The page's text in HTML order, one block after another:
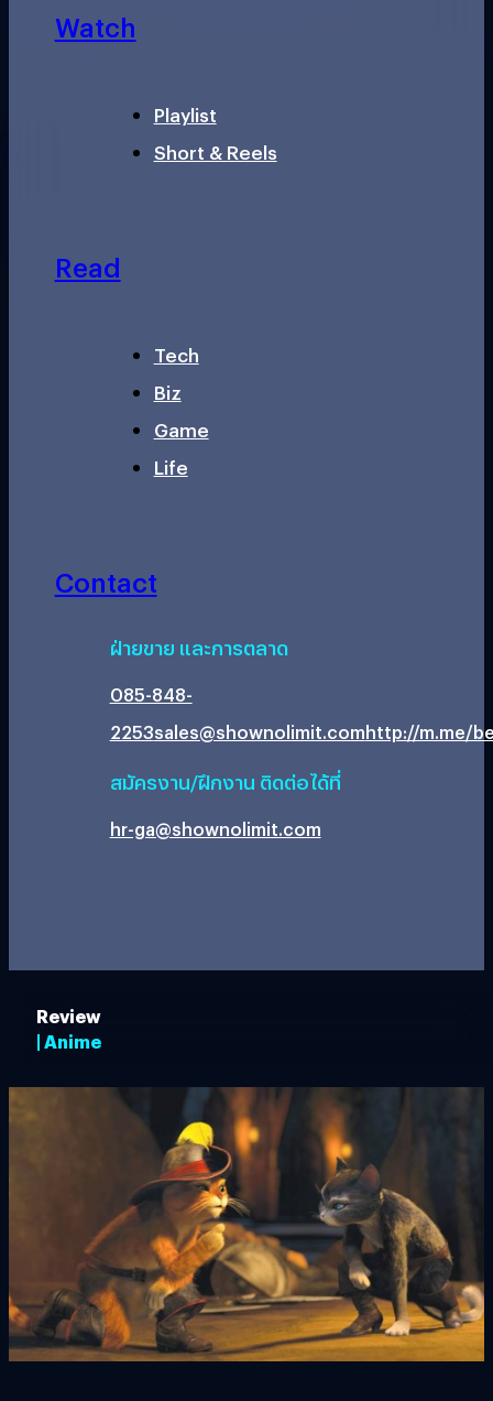
Watch
Playlist
Short & Reels
Read
Tech
Biz
Game
Life
Contact
ฝ่ายขาย และการตลาด
085-848-
2253sales@shownolimit.comhttp://m.me/
สมัครงาน/ฝึกงาน ติดต่อได้ที่
hr-ga@shownolimit.com
Review
| Anime